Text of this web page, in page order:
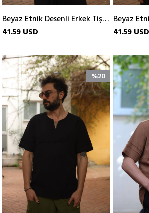
Beyaz Etnik Desenli Erkek Tişört
41.59 USD
41.59 USD
%20